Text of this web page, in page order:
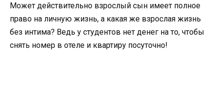
Может действительно взрослый сын имеет полное
право на личную жизнь, а какая же взрослая жизнь
без интима? Ведь у студентов нет денег на то, чтобы
снять номер в отеле и квартиру посуточно!